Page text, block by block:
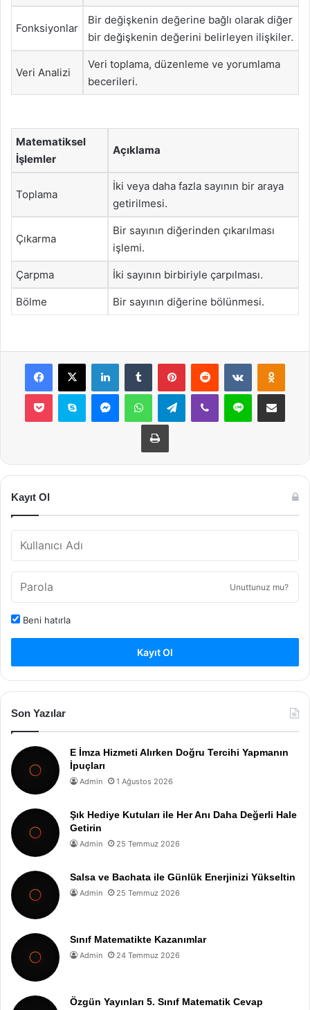
Fonksiyonlar
Bir değişkenin değerine bağlı olarak diğer
bir değişkenin değerini belirleyen ilişkiler.
Veri Analizi
Veri toplama, düzenleme ve yorumlama
becerileri.
Matematiksel
İşlemler
Açıklama
Toplama
İki veya daha fazla sayının bir araya
getirilmesi.
Çıkarma
Bir sayının diğerinden çıkarılması
işlemi.
Çarpma İki sayının birbiriyle çarpılması.
Bölme Bir sayının diğerine bölünmesi.
Facebook
X LinkedInTumblr PinterestReddit VKontakte
Pocket Skype MessengerWhatsAppTelegramViber Line E-Posta ile
Yazdır
Kayıt Ol
Unuttunuz mu?
Beni hatırla
Kayıt Ol
Son Yazılar
E İmza Hizmeti Alırken Doğru Tercihi Yapmanın
İpuçları
Admin 1 Ağustos 2026
Şık Hediye Kutuları ile Her Anı Daha Değerli Hale
Getirin
Admin 25 Temmuz 2026
Salsa ve Bachata ile Günlük Enerjinizi Yükseltin
Admin 25 Temmuz 2026
Sınıf Matematikte Kazanımlar
Admin 24 Temmuz 2026
Özgün Yayınları 5. Sınıf Matematik Cevap